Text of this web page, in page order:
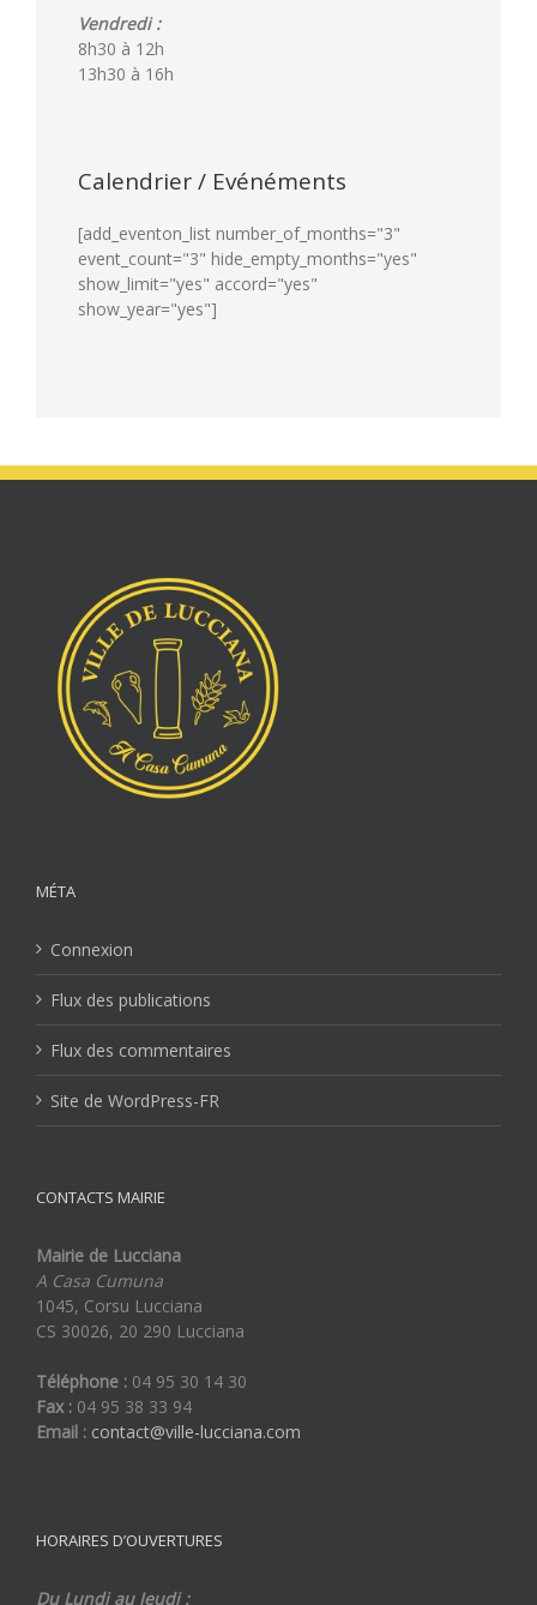
Vendredi :
8h30 à 12h
13h30 à 16h
Calendrier / Evénéments
[add_eventon_list number_of_months="3"
event_count="3" hide_empty_months="yes"
show_limit="yes" accord="yes"
show_year="yes"]
MÉTA
Connexion
Flux des publications
Flux des commentaires
Site de WordPress-FR
CONTACTS MAIRIE
Mairie de Lucciana
A Casa Cumuna
1045, Corsu Lucciana
CS 30026, 20 290 Lucciana
Téléphone : 04 95 30 14 30
Fax : 04 95 38 33 94
Email : contact@ville-lucciana.com
HORAIRES D’OUVERTURES
Du Lundi au Jeudi :